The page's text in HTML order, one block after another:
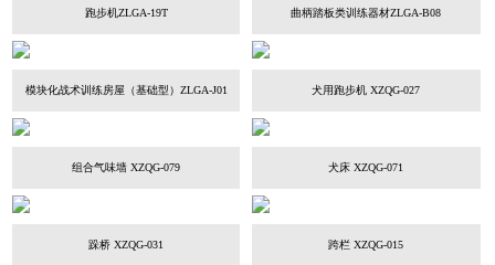
跑步机ZLGA-19T 曲柄踏板类训练器材ZLGA-B08
模块化战术训练房屋（基础型）ZLGA-J01 犬用跑步机 XZQG-027
组合气味墙 XZQG-079 犬床 XZQG-071
跺桥 XZQG-031 跨栏 XZQG-015